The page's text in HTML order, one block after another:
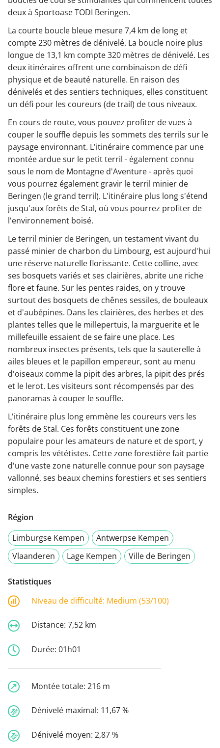
deux à Sportoase TODI Beringen.
La courte boucle bleue mesure 7,4 km de long et
compte 230 mètres de dénivelé. La boucle noire plus
longue de 13,1 km compte 320 mètres de dénivelé. Les
deux itinéraires offrent une combinaison de défi
physique et de beauté naturelle. En raison des
dénivelés et des sentiers techniques, elles constituent
un défi pour les coureurs (de trail) de tous niveaux.
En cours de route, vous pouvez profiter de vues à
couper le souffle depuis les sommets des terrils sur le
paysage environnant. L'itinéraire commence par une
montée ardue sur le petit terril - également connu
sous le nom de Montagne d'Aventure - après quoi
vous pourrez également gravir le terril minier de
Beringen (le grand terril). L'itinéraire plus long s'étend
jusqu'aux forêts de Stal, où vous pourrez profiter de
l'environnement boisé.
Le terril minier de Beringen, un testament vivant du
passé minier de charbon du Limbourg, est aujourd'hui
une réserve naturelle florissante. Cette colline, avec
ses bosquets variés et ses clairières, abrite une riche
flore et faune. Sur les pentes raides, on y trouve
surtout des bosquets de chênes sessiles, de bouleaux
et d'aubépines. Dans les clairières, des herbes et des
plantes telles que le millepertuis, la marguerite et le
millefeuille essaient de se faire une place. Les
nombreux insectes présents, tels que la sauterelle à
ailes bleues et le papillon empereur, sont au menu
d'oiseaux comme la pipit des arbres, la pipit des prés
et le lerot. Les visiteurs sont récompensés par des
panoramas à couper le souffle.
L'itinéraire plus long emmène les coureurs vers les
forêts de Stal. Ces forêts constituent une zone
populaire pour les amateurs de nature et de sport, y
compris les vététistes. Cette zone forestière fait partie
d'une vaste zone naturelle connue pour son paysage
vallonné, ses beaux chemins forestiers et ses sentiers
simples.
Région
Limburgse Kempen
Antwerpse Kempen
Vlaanderen
Lage Kempen Ville de Beringen
Statistiques
Niveau de difficulté: Medium (53/100)
Distance: 7,52 km
Durée: 01h01
Montée totale: 216 m
Dénivelé maximal: 11,67 %
Dénivelé moyen: 2,87 %